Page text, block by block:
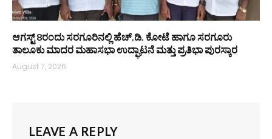
ಆಗಸ್ಟ್ 8ರಂದು ಸರಗೂರಿನಲ್ಲಿ ಹೆಚ್.ಡಿ. ಕೋಟೆ ಹಾಗೂ ಸರಗೂರು
ತಾಲೂಕು ಮಾದರ ಮಹಾಸಭಾ ಉದ್ಘಾಟನೆ ಮತ್ತು ಪ್ರತಿಭಾ ಪುರಸ್ಕಾರ
August 7, 2026
LEAVE A REPLY